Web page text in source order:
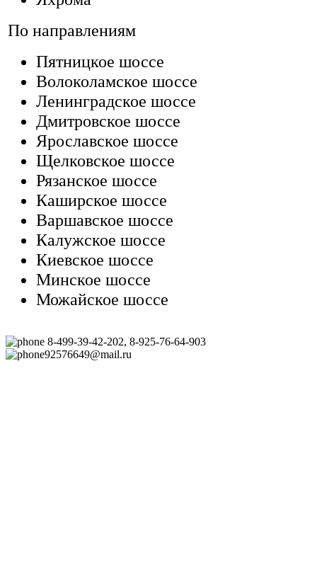
По направлениям
Пятницкое шоссе
Волоколамское шоссе
Ленинградское шоссе
Дмитровское шоссе
Ярославское шоссе
Щелковское шоссе
Рязанское шоссе
Каширское шоссе
Варшавское шоссе
Калужское шоссе
Киевское шоссе
Минское шоссе
Можайское шоссе
8-499-39-42-202, 8-925-76-64-903
92576649@mail.ru